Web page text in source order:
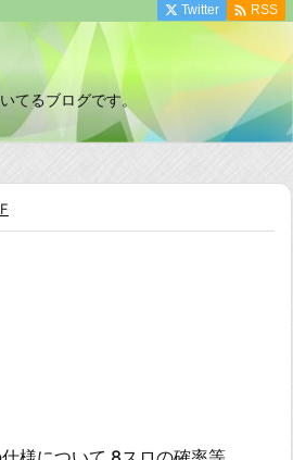
てるブログです。
Twitter  RSS